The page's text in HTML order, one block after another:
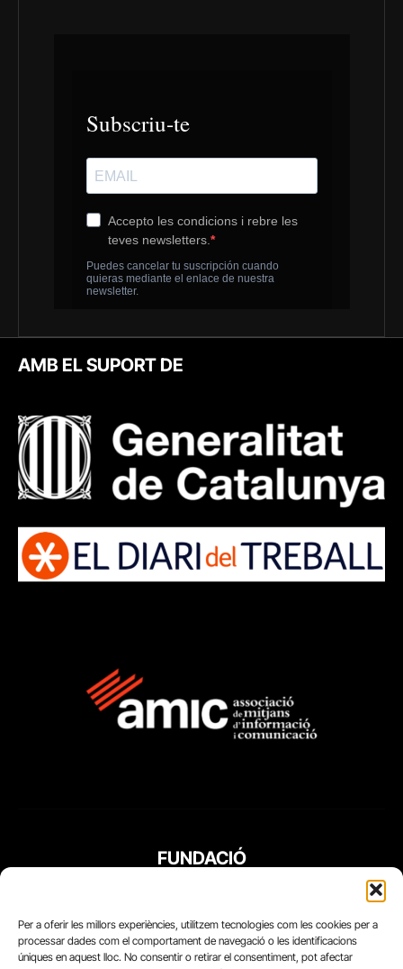
Per a oferir les millors experiències, utilitzem tecnologies com les cookies per a
processar dades com el comportament de navegació o les identificacions
úniques en aquest lloc. No consentir o retirar el consentiment, pot afectar
AMB EL SUPORT DE
FUNDACIÓ